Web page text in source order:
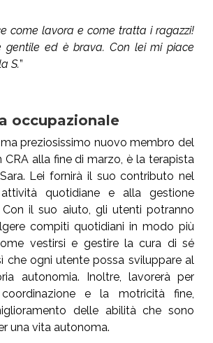
come lavora e come tratta i ragazzi!
gentile ed è brava. Con lei mi piace
S.”
occupazionale
preziosissimo nuovo membro del
CRA alla fine di marzo, è la terapista
Lei fornirà il suo contributo nel
quotidiane e alla gestione
Con il suo aiuto, gli utenti potranno
compiti quotidiani in modo più
vestirsi e gestire la cura di sé
che ogni utente possa sviluppare al
autonomia. Inoltre, lavorerà per
e la motricità fine,
delle abilità che sono
una vita autonoma.